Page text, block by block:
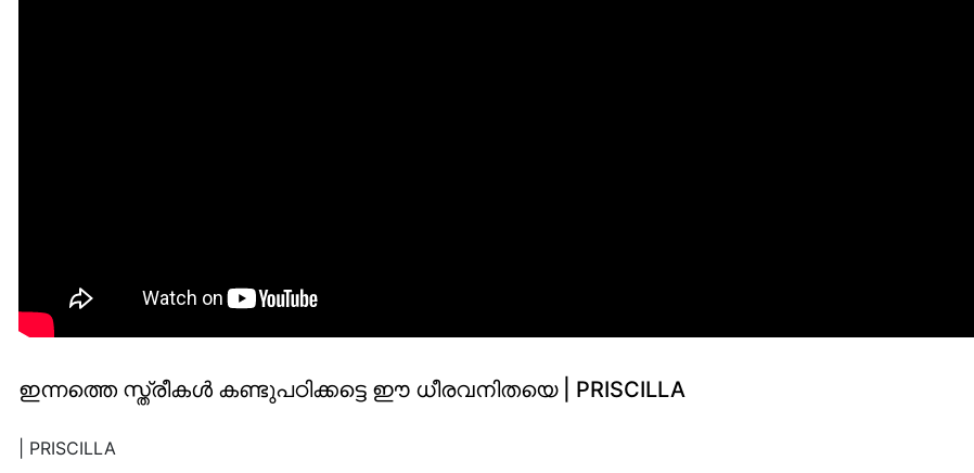
ഇന്നത്തെ സ്ത്രീകൾ കണ്ടുപഠിക്കട്ടെ ഈ ധീരവനിതയെ | PRISCILLA
| PRISCILLA